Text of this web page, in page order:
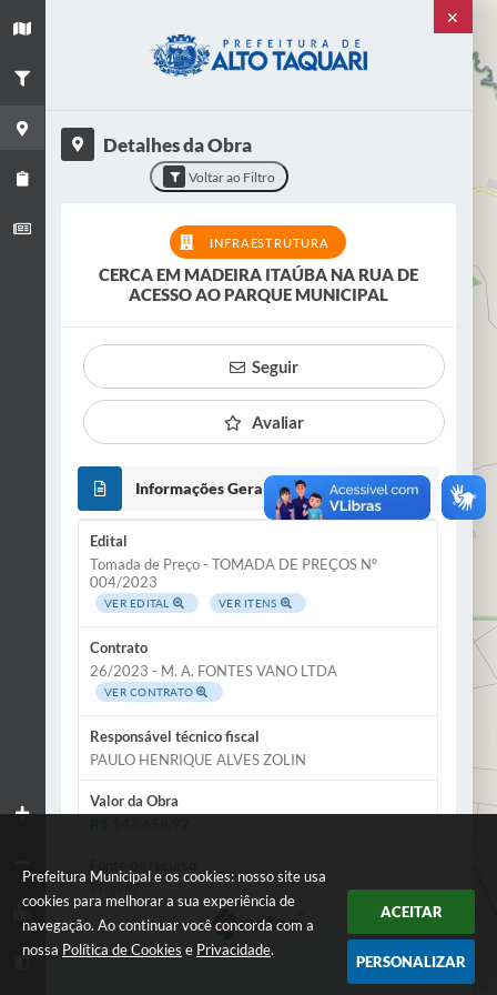
Prefeitura Municipal e os cookies: nosso site usa
cookies para melhorar a sua experiência de
navegação. Ao continuar você concorda com a
nossa Política de Cookies e Privacidade.
ACEITAR
PERSONALIZAR
CERCA EM MADEIRA ITAÚBA NA RUA DE
ACESSO AO PARQUE MUNICIPAL
CONCLUÍDO
OpenStreetMapcontributors,ODbL 1.0.
✕
Detalhes da Obra
Voltar ao Filtro
INFRAESTRUTURA
CERCA EM MADEIRA ITAÚBA NA RUA DE
ACESSO AO PARQUE MUNICIPAL
Seguir
Avaliar
Informações Gerais
Edital
Tomada de Preço - TOMADA DE PREÇOS Nº
004/2023
VER EDITAL VER ITENS
Contrato
26/2023 - M. A. FONTES VANO LTDA
VER CONTRATO
Responsável técnico fiscal
PAULO HENRIQUE ALVES ZOLIN
Valor da Obra
Próprio
Descrição
CONSTRUÇÃO DE CERCA EM MADEIRA ITAÚBA
NA RUA DE ACESSO AO PARQUE MUNICIPAL DE